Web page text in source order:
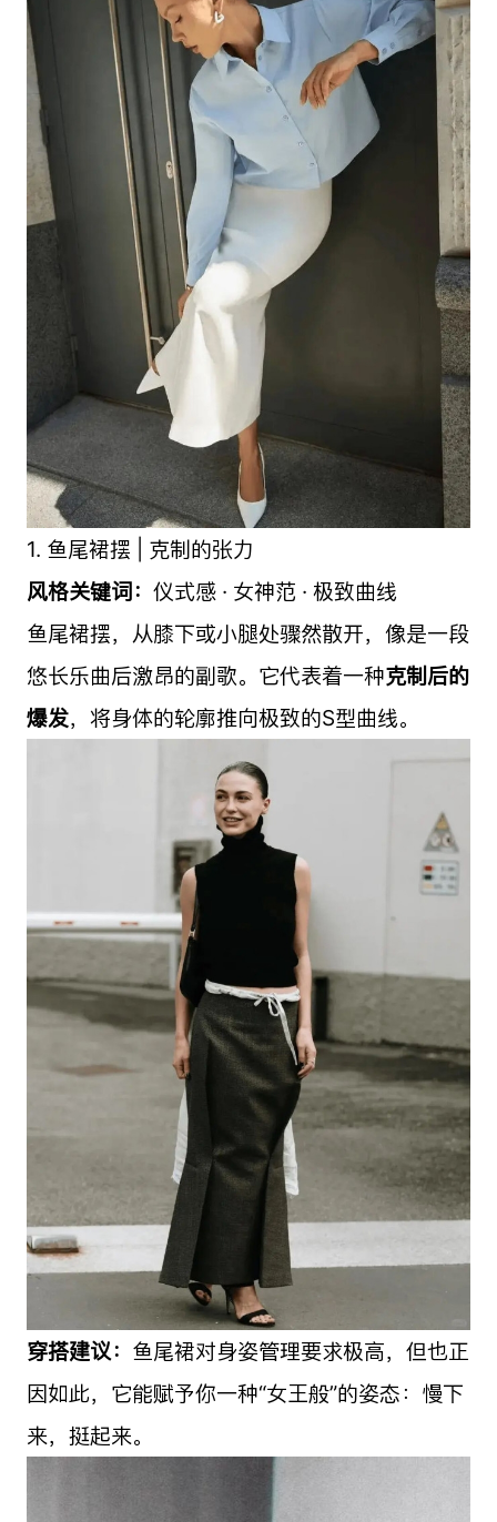
1. 鱼尾裙摆 | 克制的张力
风格关键词： 仪式感 · 女神范 · 极致曲线
鱼尾裙摆，从膝下或小腿处骤然散开，像是一段
悠长乐曲后激昂的副歌。它代表着一种克制后的
爆发，将身体的轮廓推向极致的S型曲线。
穿搭建议： 鱼尾裙对身姿管理要求极高，但也正
因如此，它能赋予你一种“女王般”的姿态：慢下
来，挺起来。